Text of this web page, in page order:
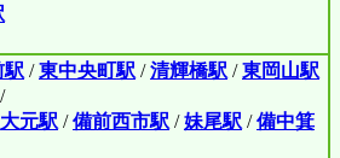
駅 /東中央町駅 /清輝橋駅 /東岡山駅
/
大元駅 /備前西市駅 /妹尾駅 /備中箕